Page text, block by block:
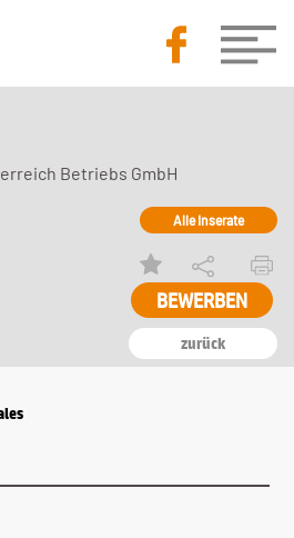
zurück
Betriebs GmbH
Alle Inserate